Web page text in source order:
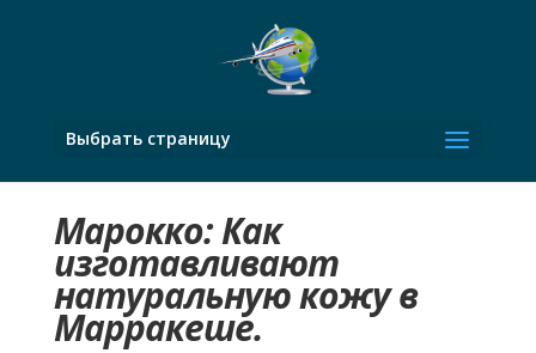
Выбрать страницу
Марокко: Как
изготавливают
натуральную кожу в
Марракеше.